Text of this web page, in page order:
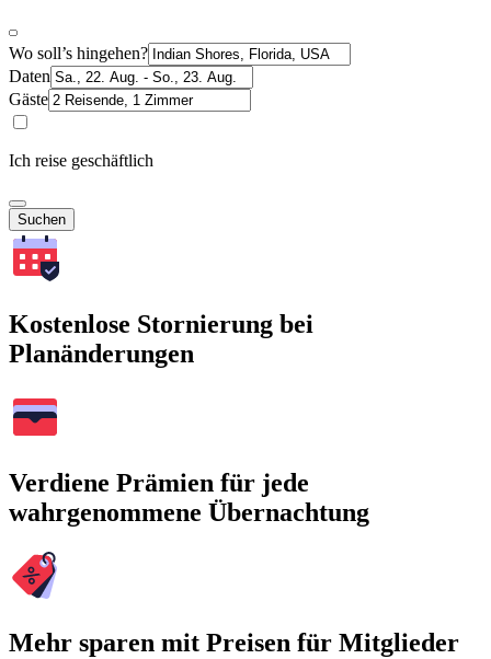
Wo soll’s hingehen?
Daten
Gäste
Ich reise geschäftlich
Suchen
Kostenlose Stornierung bei
Planänderungen
Verdiene Prämien für jede
wahrgenommene Übernachtung
Mehr sparen mit Preisen für Mitglieder